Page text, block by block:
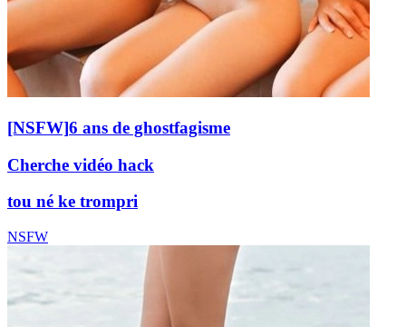
[NSFW]6 ans de ghostfagisme
Cherche vidéo hack
tou né ke trompri
NSFW